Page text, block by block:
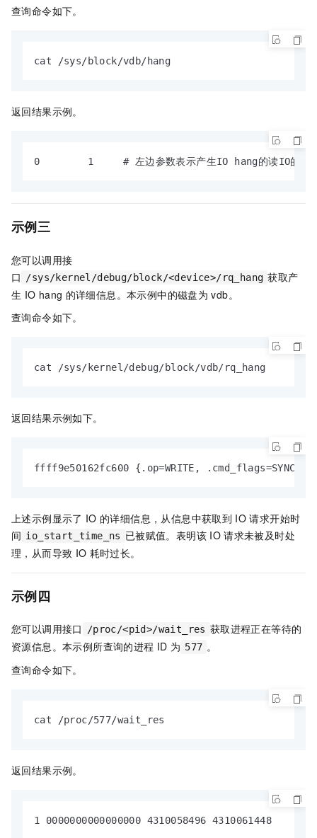
查询命令如下。
cat /sys/block/vdb/hang
返回结果示例。
0        1     # 左边参数表示产生IO hang的读IO的个数
示例三
您可以调用接
口
/sys/kernel/debug/block/<device>/rq_hang 获取产
生 IO hang 的详细信息。本示例中的磁盘为 vdb。
查询命令如下。
cat /sys/kernel/debug/block/vdb/rq_hang
返回结果示例如下。
ffff9e50162fc600 {.op=WRITE,
上述示例显示了 IO 的详细信息，从信息中获取到 IO 请求开始时
间 io_start_time_ns 已被赋值。表明该 IO 请求未被及时处
理，从而导致 IO 耗时过长。
示例四
您可以调用接口 /proc/<pid>/wait_res 获取进程正在等待的
资源信息。本示例所查询的进程 ID 为 577 。
查询命令如下。
cat /proc/577/wait_res
返回结果示例。
1 0000000000000000 4310058496 4310061448